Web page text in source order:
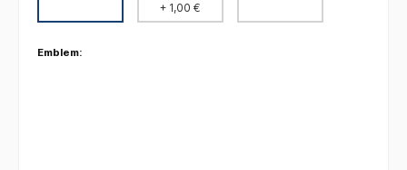
+ 1,00 €
Emblem: